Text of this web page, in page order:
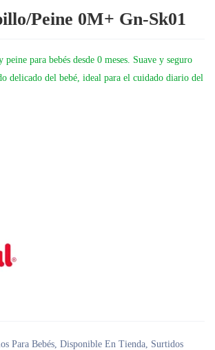
Peine 0M+ Gn-Sk01
para bebés desde 0 meses. Suave y seguro
delicado del bebé, ideal para el cuidado diario del
Para Bebés, Disponible En Tienda, Surtidos